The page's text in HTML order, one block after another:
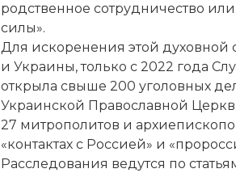
родственное сотрудничество
силы».
Для искоренения этой
и Украины, только с 2022 года
открыла свыше 200 уголовных
Украинской Православной
27 митрополитов и
«контактах с Россией» и
Расследования ведутся по